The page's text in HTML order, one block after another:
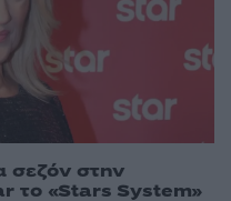
σεζόν στην
το «Stars System»